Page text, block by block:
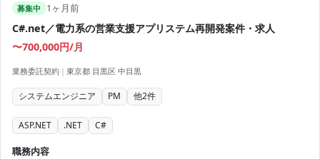
募集中 1ヶ月前
C#.net／電力系の営業支援アプリステム再開発案件・求人
〜700,000円/月
業務委託契約 | 東京都 目黒区 中目黒
システムエンジニア PM 他2件
ASP.NET .NET C#
職務内容